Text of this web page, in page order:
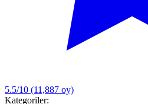
5.5/10 (11,887 oy)
Kategoriler: